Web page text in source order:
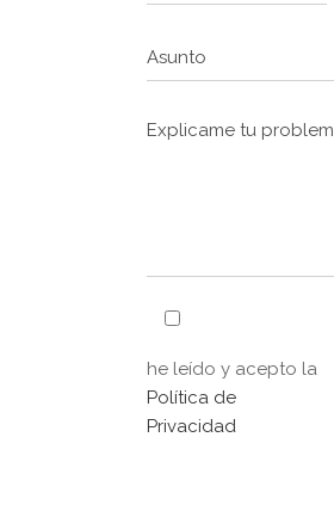
he leído y acepto la
Política de
Privacidad